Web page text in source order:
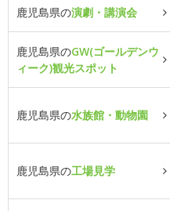
鹿児島県の演劇・講演会
鹿児島県のGW(ゴールデンウ
ィーク)観光スポット
鹿児島県の水族館・動物園
鹿児島県の工場見学